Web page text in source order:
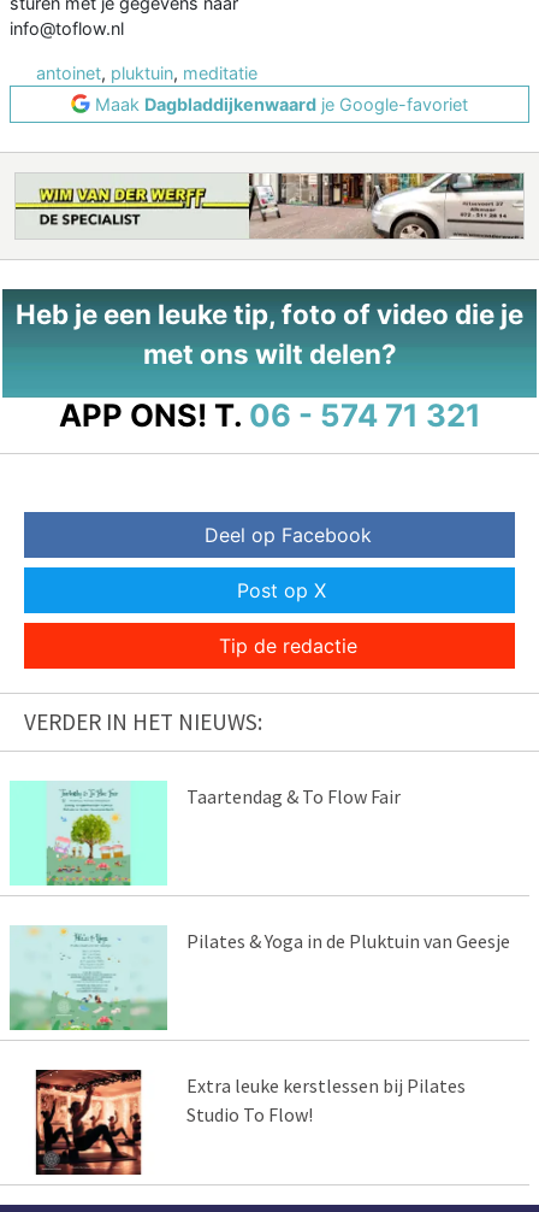
info@toflow.nl
antoinet, pluktuin, meditatie
Maak Dagbladdijkenwaard je Google-favoriet
Heb je een leuke tip, foto of video die je
met ons wilt delen?
APP ONS! T. 06 - 574 71 321
Deel op Facebook
Post op X
Tip de redactie
VERDER IN HET NIEUWS:
Taartendag & To Flow Fair
Pilates & Yoga in de Pluktuin van Geesje
Extra leuke kerstlessen bij Pilates
Studio To Flow!